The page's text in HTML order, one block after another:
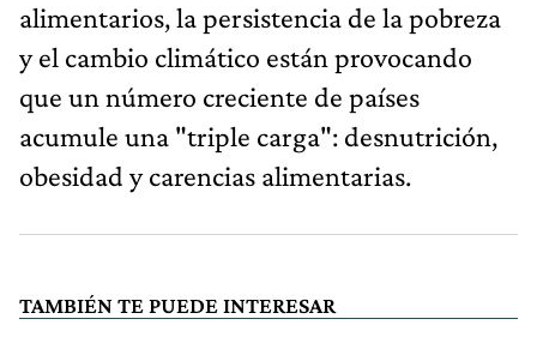
alimentarios, la persistencia de la pobreza
y el cambio climático están provocando
que un número creciente de países
acumule una "triple carga": desnutrición,
obesidad y carencias alimentarias.
TAMBIÉN TE PUEDE INTERESAR